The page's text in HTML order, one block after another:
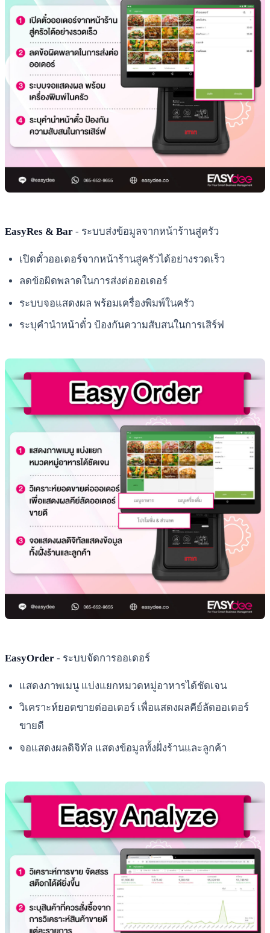
EasyRes & Bar - ระบบส่งข้อมูลจากหน้าร้านสู่ครัว
เปิดตั๋วออเดอร์จากหน้าร้านสู่ครัวได้อย่างรวดเร็ว
ลดข้อผิดพลาดในการส่งต่อออเดอร์
ระบบจอแสดงผล พร้อมเครื่องพิมพ์ในครัว
ระบุคำนำหน้าตั๋ว ป้องกันความสับสนในการเสิร์ฟ
EasyOrder - ระบบจัดการออเดอร์
แสดงภาพเมนู แบ่งแยกหมวดหมู่อาหารได้ชัดเจน
วิเคราะห์ยอดขายต่ออเดอร์ เพื่อแสดงผลคีย์ลัดออเดอร์
ขายดี
จอแสดงผลดิจิทัล แสดงข้อมูลทั้งฝั่งร้านและลูกค้า